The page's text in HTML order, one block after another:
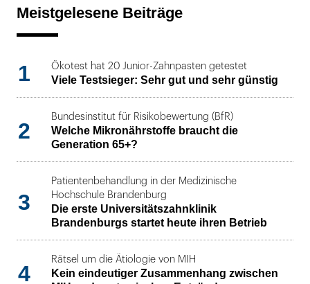
Meistgelesene Beiträge
1 Ökotest hat 20 Junior-Zahnpasten getestet
Viele Testsieger: Sehr gut und sehr günstig
2
Bundesinstitut für Risikobewertung (BfR)
Welche Mikronährstoffe braucht die
Generation 65+?
3
Patientenbehandlung in der Medizinische
Hochschule Brandenburg
Die erste Universitätszahnklinik
Brandenburgs startet heute ihren Betrieb
4
Rätsel um die Ätiologie von MIH
Kein eindeutiger Zusammenhang zwischen